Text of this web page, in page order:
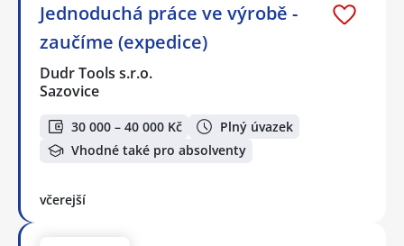
Jednoduchá práce ve výrobě -
zaučíme (expedice)
Dudr Tools s.r.o.
Sazovice
30 000 – 40 000 Kč
Plný úvazek
Vhodné také pro absolventy
včerejší